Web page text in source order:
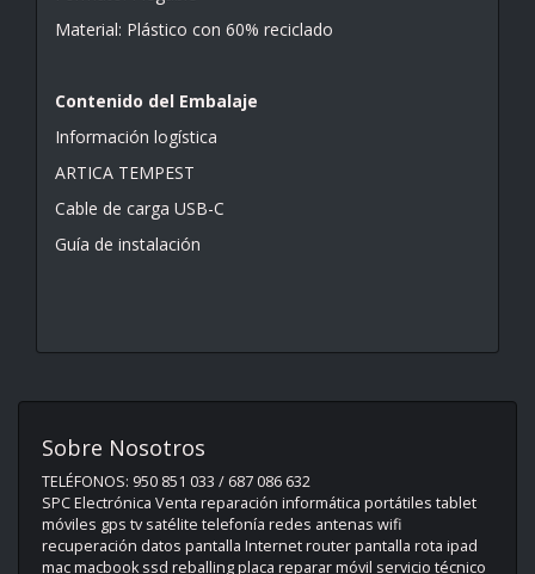
Material: Plástico con 60% reciclado
Contenido del Embalaje
Información logística
ARTICA TEMPEST
Cable de carga USB-C
Guía de instalación
Sobre Nosotros
TELÉFONOS: 950 851 033 / 687 086 632
SPC Electrónica Venta reparación informática portátiles tablet
móviles gps tv satélite telefonía redes antenas wifi
recuperación datos pantalla Internet router pantalla rota ipad
mac macbook ssd reballing placa reparar móvil servicio técnico